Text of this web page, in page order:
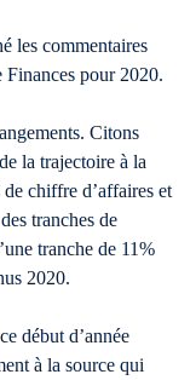
les commentaires
Finances pour 2020.
Citons
la trajectoire à la
chiffre d’affaires et
tranches de
tranche de 11%
2020.
début d’année
à la source qui